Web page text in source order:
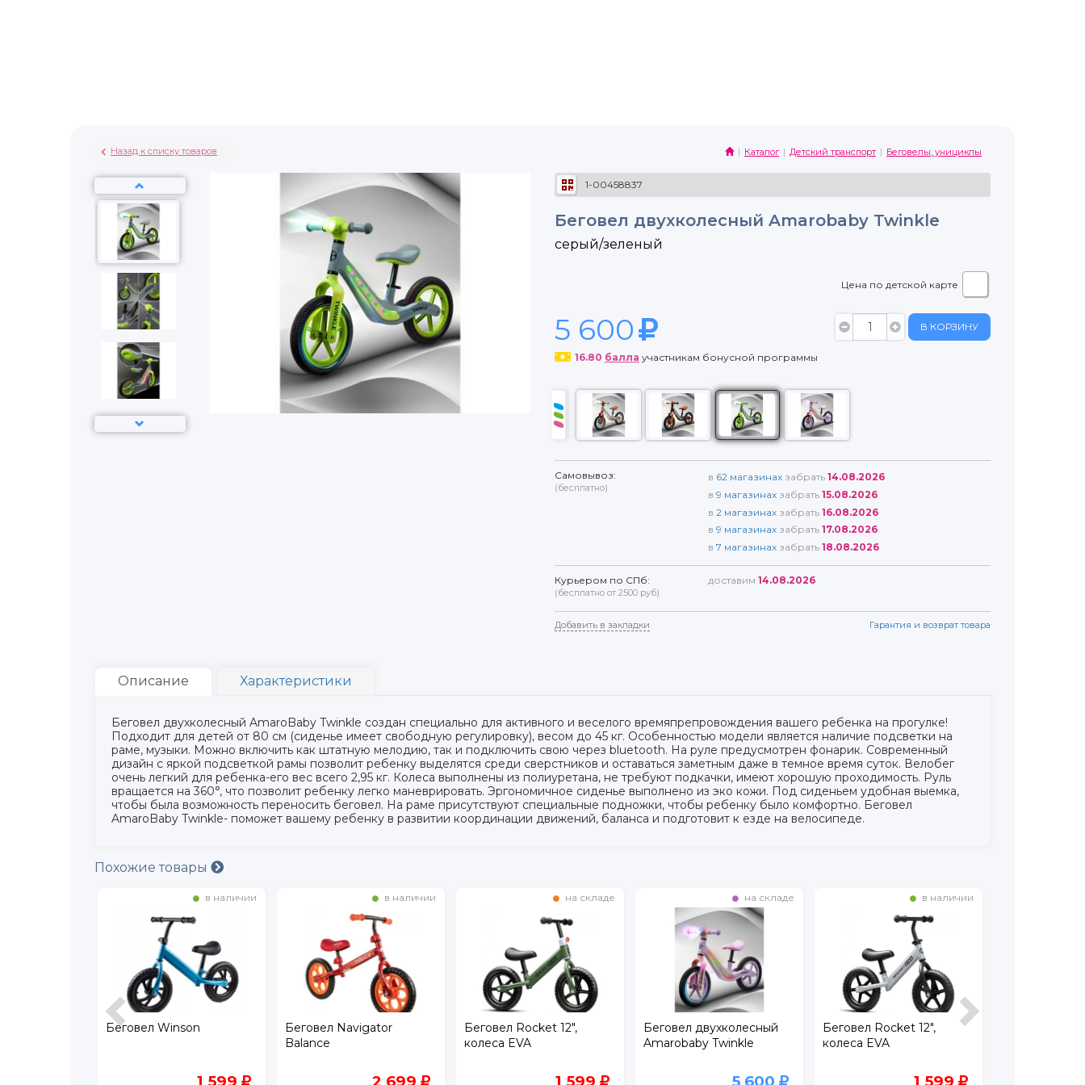
Назад к списку товаров Каталог Детский транспорт Беговелы, унициклы
1-00458837
Беговел двухколесный Amarobaby Twinkle
серый/зеленый
Цена по детской карте
5 600 В КОРЗИНУ
16.80 балла участникам бонусной программы
Самовывоз:
(бесплатно)
в 62 магазинах забрать 14.08.2026
в 9 магазинах забрать 15.08.2026
в 2 магазинах забрать 16.08.2026
в 9 магазинах забрать 17.08.2026
в 7 магазинах забрать 18.08.2026
Курьером по СПб:
(бесплатно от 2500 руб)
доставим 14.08.2026
Добавить в закладки Гарантия и возврат товара
Описание Характеристики
Беговел двухколесный AmaroBaby Twinkle создан специально для активного и веселого времяпрепровождения вашего ребенка на прогулке!
Подходит для детей от 80 см (сиденье имеет свободную регулировку), весом до 45 кг. Особенностью модели является наличие подсветки на
раме, музыки. Можно включить как штатную мелодию, так и подключить свою через bluetooth. На руле предусмотрен фонарик. Современный
дизайн с яркой подсветкой рамы позволит ребенку выделятся среди сверстников и оставаться заметным даже в темное время суток. Велобег
очень легкий для ребенка-его вес всего 2,95 кг. Колеса выполнены из полиуретана, не требуют подкачки, имеют хорошую проходимость. Руль
вращается на 360°, что позволит ребенку легко маневрировать. Эргономичное сиденье выполнено из эко кожи. Под сиденьем удобная выемка,
чтобы была возможность переносить беговел. На раме присутствуют специальные подножки, чтобы ребенку было комфортно. Беговел
AmaroBaby Twinkle- поможет вашему ребенку в развитии координации движений, баланса и подготовит к езде на велосипеде.
Похожие товары
в наличии
Беговел Navigator
на складе
Беговел Rocket 12",
колеса EVA
на складе
Беговел двухколесный
Amarobaby Twinkle
в наличии
Беговел Rocket 12",
колеса EVA
в наличии
Беговел Rocket 12"